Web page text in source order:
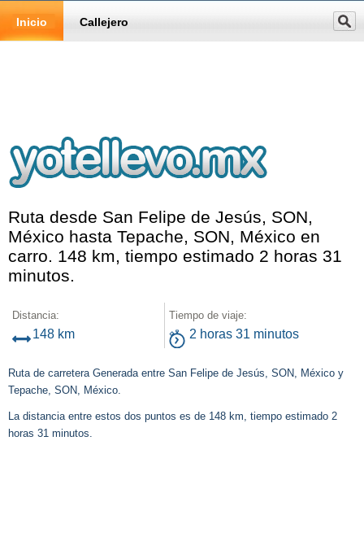
Inicio Callejero
Ruta desde San Felipe de Jesús, SON,
México hasta Tepache, SON, México en
carro. 148 km, tiempo estimado 2 horas 31
minutos.
Distancia:
148 km
Tiempo de viaje:
2 horas 31 minutos
Ruta de carretera Generada entre San Felipe de Jesús, SON, México y
Tepache, SON, México.
La distancia entre estos dos puntos es de 148 km, tiempo estimado 2
horas 31 minutos.